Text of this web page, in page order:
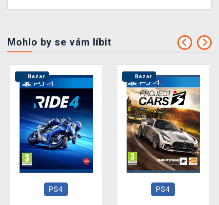
Mohlo by se vám líbit
Bazar
PS4
Bazar
PS4